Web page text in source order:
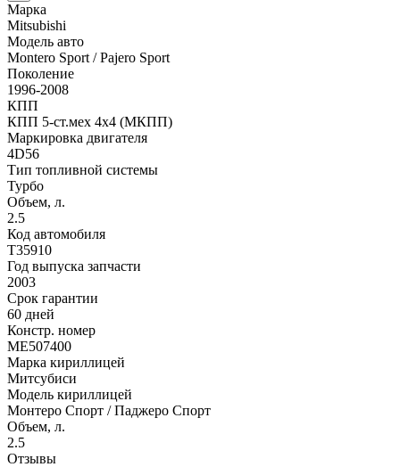
Марка
Mitsubishi
Модель авто
Montero Sport / Pajero Sport
Поколение
1996-2008
КПП
КПП 5-ст.мех 4х4 (МКПП)
Маркировка двигателя
4D56
Тип топливной системы
Турбо
Объем, л.
2.5
Код автомобиля
T35910
Год выпуска запчасти
2003
Срок гарантии
60 дней
Констр. номер
ME507400
Марка кириллицей
Митсубиси
Модель кириллицей
Монтеро Спорт / Паджеро Спорт
Объем, л.
2.5
Отзывы